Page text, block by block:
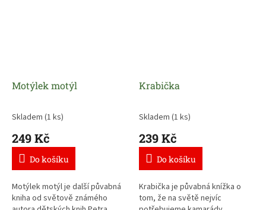
Motýlek motýl
Skladem (1 ks)
249 Kč
Do košíku
Motýlek motýl je další půvabná
kniha od světově známého
Krabička
Skladem (1 ks)
239 Kč
Do košíku
Krabička je půvabná knížka o
tom, že na světě nejvíc